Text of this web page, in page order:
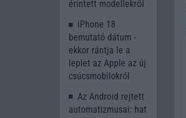
érintett modellekről
iPhone 18
bemutató dátum -
ekkor rántja le a
leplet az Apple az új
csúcsmobilokról
Az Android rejtett
automatizmusai: hat